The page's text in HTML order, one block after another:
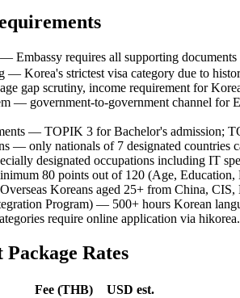
Embassy requires all supporting
— Korea's strictest visa category due to
gap scrutiny, income requirement for
— government-to-government channel
— TOPIK 3 for Bachelor's admission;
— only nationals of 7 designated
designated occupations including IT
80 points out of 120 (Age,
Koreans aged 25+ from China,
Program) — 500+ hours Korean
require online application via
Rates
Fee (THB) USD est.